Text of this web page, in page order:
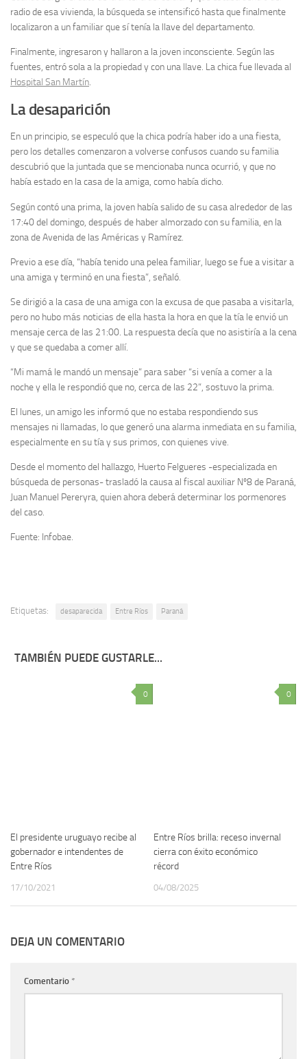
radio de esa vivienda, la búsqueda se intensificó hasta que finalmente
localizaron a un familiar que sí tenía la llave del departamento.
Finalmente, ingresaron y hallaron a la joven inconsciente. Según las
fuentes, entró sola a la propiedad y con una llave. La chica fue llevada al
Hospital San Martín.
La desaparición
En un principio, se especuló que la chica podría haber ido a una fiesta,
pero los detalles comenzaron a volverse confusos cuando su familia
descubrió que la juntada que se mencionaba nunca ocurrió, y que no
había estado en la casa de la amiga, como había dicho.
Según contó una prima, la joven había salido de su casa alrededor de las
17:40 del domingo, después de haber almorzado con su familia, en la
zona de Avenida de las Américas y Ramírez.
Previo a ese día, “había tenido una pelea familiar, luego se fue a visitar a
una amiga y terminó en una fiesta”, señaló.
Se dirigió a la casa de una amiga con la excusa de que pasaba a visitarla,
pero no hubo más noticias de ella hasta la hora en que la tía le envió un
mensaje cerca de las 21:00. La respuesta decía que no asistiría a la cena
y que se quedaba a comer allí.
“Mi mamá le mandó un mensaje” para saber “si venía a comer a la
noche y ella le respondió que no, cerca de las 22”, sostuvo la prima.
El lunes, un amigo les informó que no estaba respondiendo sus
mensajes ni llamadas, lo que generó una alarma inmediata en su familia,
especialmente en su tía y sus primos, con quienes vive.
Desde el momento del hallazgo, Huerto Felgueres -especializada en
búsqueda de personas- trasladó la causa al fiscal auxiliar Nº8 de Paraná,
Juan Manuel Pereryra, quien ahora deberá determinar los pormenores
del caso.
Fuente: Infobae.
Etiquetas: desaparecida Entre Ríos Paraná
TAMBIÉN PUEDE GUSTARLE...
0
El presidente uruguayo recibe al
gobernador e intendentes de
Entre Ríos
17/10/2021
0
Entre Ríos brilla: receso invernal
cierra con éxito económico
récord
04/08/2025
DEJA UN COMENTARIO
Comentario *